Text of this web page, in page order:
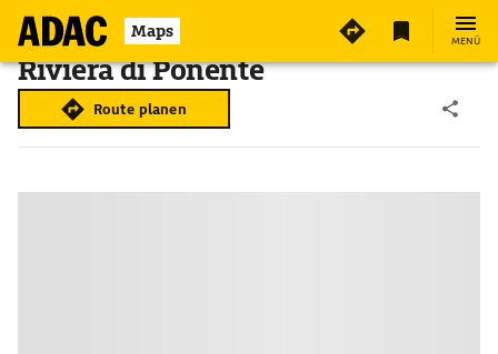
Maps MENÜ
Riviera di Ponente
Route planen